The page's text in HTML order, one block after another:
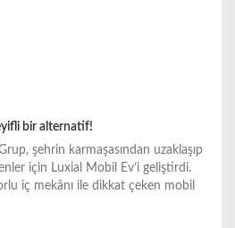
bir alternatif!
şehrin karmaşasından uzaklaşıp
için Luxial Mobil Ev’i geliştirdi.
iç mekânı ile dikkat çeken mobil